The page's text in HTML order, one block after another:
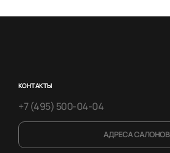
КОНТАКТЫ
+7 (495) 500-04-04
АДРЕСА САЛОНОВ